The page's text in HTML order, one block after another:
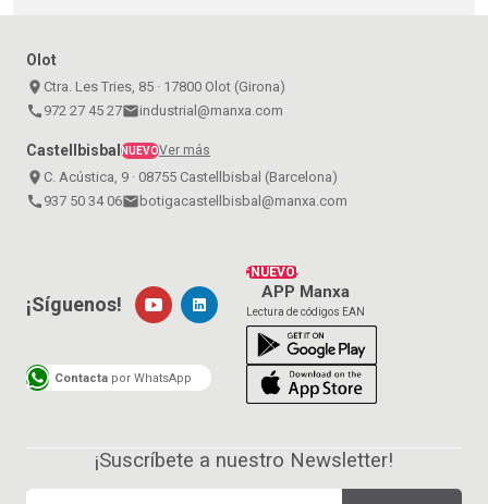
Olot
place Ctra. Les Tries, 85 · 17800 Olot (Girona)
call 972 27 45 27emailindustrial@manxa.com
CastellbisbalNUEVOVer más
place C. Acústica, 9 · 08755 Castellbisbal (Barcelona)
call 937 50 34 06emailbotigacastellbisbal@manxa.com
¡NUEVO!
APP Manxa
Lectura de códigos EAN
¡Síguenos!
Contacta por WhatsApp
¡Suscríbete a nuestro Newsletter!